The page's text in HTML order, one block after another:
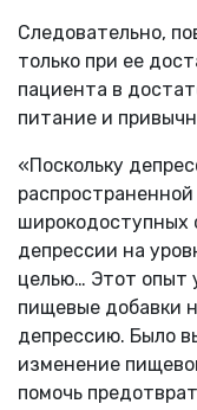
Следовательно,
только при ее
пациента в
питание и
«Поскольку
широкодоступных
депрессии на
целью… Этот опыт
пищевые добавки
депрессию. Было
изменение
помочь